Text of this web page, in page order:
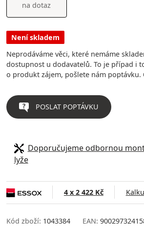
na dotaz
Není skladem
Neprodáváme věci, které nemáme
dostupnost u dodavatelů. To je případ i
o produkt zájem, pošlete nám poptávku.
POSLAT POPTÁVKU
Doporučujeme odbornou
lyže
4 x 2 422 Kč
Kód zboží: 1043384 EAN: